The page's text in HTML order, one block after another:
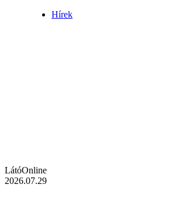
Hírek
LátóOnline
2026.07.29